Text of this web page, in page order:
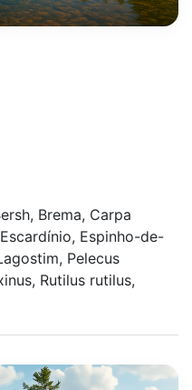
Brema, Carpa
Espinho-de-
Pelecus
Rutilus rutilus,